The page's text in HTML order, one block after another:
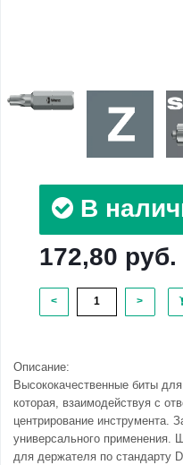
В
172,80 руб.
< >
Описание:
Высококачественные биты
которая, взаимодействуя с
центрирование инструмента.
универсального применения.
для держателя по стандарту